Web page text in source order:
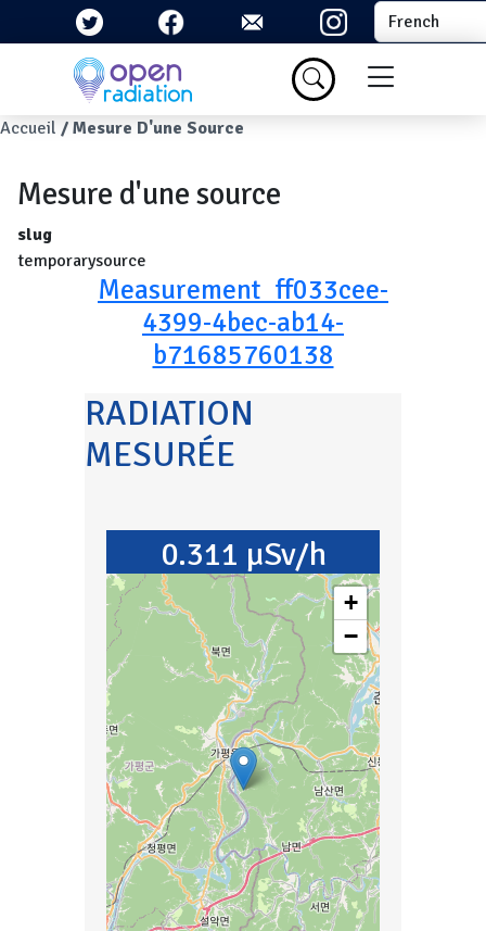
Aller au contenu principal Select your
Menu du
Fil d'Ariane
Accueil Mesure D'une Source
Mesure d'une source
slug
temporarysource
Measurement_ff033cee-
4399-4bec-ab14-
b71685760138
RADIATION
MESURÉE
0.311 µSv/h
+
−